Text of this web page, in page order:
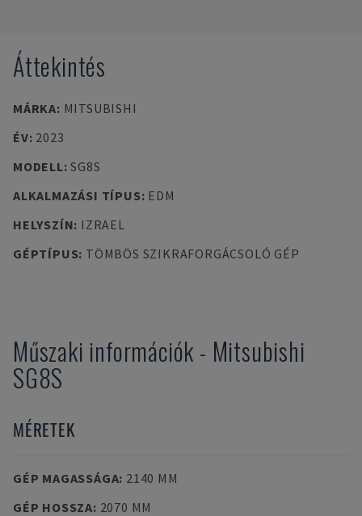
Áttekintés
MÁRKA: MITSUBISHI
ÉV: 2023
MODELL:SG8S
ALKALMAZÁSI TÍPUS: EDM
HELYSZÍN: IZRAEL
GÉPTÍPUS: TÖMBÖS SZIKRAFORGÁCSOLÓ GÉP
Műszaki információk - Mitsubishi
SG8S
MÉRETEK
GÉP MAGASSÁGA: 2140 MM
GÉP HOSSZA: 2070 MM